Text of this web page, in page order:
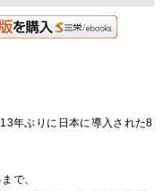
年ぶりに日本に導入された8
で、